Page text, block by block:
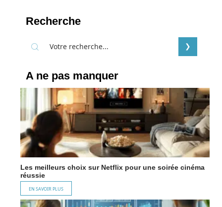
Recherche
A ne pas manquer
Les meilleurs choix sur Netflix pour une soirée cinéma
réussie
EN SAVOIR PLUS